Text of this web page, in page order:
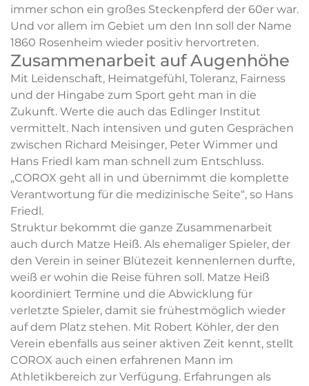
immer schon ein großes Steckenpferd der 60er war.
Und vor allem im Gebiet um den Inn soll der Name
1860 Rosenheim wieder positiv hervortreten.
Zusammenarbeit auf Augenhöhe
Mit Leidenschaft, Heimatgefühl, Toleranz, Fairness
und der Hingabe zum Sport geht man in die
Zukunft. Werte die auch das Edlinger Institut
vermittelt. Nach intensiven und guten Gesprächen
zwischen Richard Meisinger, Peter Wimmer und
Hans Friedl kam man schnell zum Entschluss.
„COROX geht all in und übernimmt die komplette
Verantwortung für die medizinische Seite“, so Hans
Friedl.
Struktur bekommt die ganze Zusammenarbeit
auch durch Matze Heiß. Als ehemaliger Spieler, der
den Verein in seiner Blütezeit kennenlernen durfte,
weiß er wohin die Reise führen soll. Matze Heiß
koordiniert Termine und die Abwicklung für
verletzte Spieler, damit sie frühestmöglich wieder
auf dem Platz stehen. Mit Robert Köhler, der den
Verein ebenfalls aus seiner aktiven Zeit kennt, stellt
COROX auch einen erfahrenen Mann im
Athletikbereich zur Verfügung. Erfahrungen als